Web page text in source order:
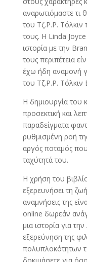
αναρωτιόμαστε τι
του Τζ.Ρ.Ρ. Τόλκιν
τους. Η Linda Joyce
ιστορία με την
τους περιπέτεια
έχω ήδη αναμονή
του Τζ.Ρ.Ρ. Τόλκιν
Η δημιουργία
προσεκτική και
παραδείγματα
ρυθμισμένη ροή
αργός ποταμός που
ταχύτητά του.
Η χρήση του
εξερευνήσει τη
αναμνήσεις της
online δωρεάν
μια ιστορία για
εξερεύνηση της
πολυπλοκότητων